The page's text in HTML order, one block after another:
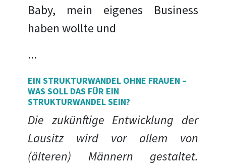
Baby, mein eigenes Business
haben wollte und
...
EIN STRUKTURWANDEL OHNE FRAUEN –
WAS SOLL DAS FÜR EIN
STRUKTURWANDEL SEIN?
Die zukünftige Entwicklung der
Lausitz wird vor allem von
(älteren) Männern gestaltet.